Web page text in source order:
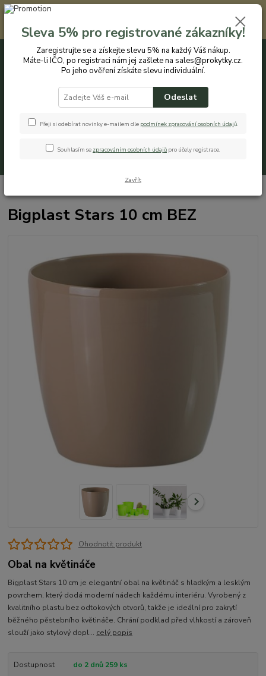
Registrovaným zákazníkům nabízíme slevu 5% na každý nákup. Máte-li
IČO, po registraci nám jej zašlete na sales@prokytky.cz. Po jeho ověření
získáte slevu individuální. Přejít na registraci →
CZK
+420 774 544 973 0ks
Bigplast Stars 10 cm BEZ
Ohodnotit produkt
Obal na květináče
Bigplast Stars 10 cm je elegantní obal na květináč s hladkým a lesklým
povrchem, který dodá moderní nádech každému interiéru. Vyrobený z
kvalitního plastu bez odtokových otvorů, takže je ideální pro zakrytí
běžného pěstebního květináče. Chrání podklad před vlhkostí a zároveň
slouží jako stylový dopl... celý popis
Dostupnost
do 2 dnů 259 ks
Sleva 5% pro registrované zákazníky!
Zaregistrujte se a získejte slevu 5% na každý Váš nákup.
Máte-li IČO, po registraci nám jej zašlete na sales@prokytky.cz.
Po jeho ověření získáte slevu individuální.
Odeslat
Přeji si odebírat novinky e-mailem dle podmínek zpracování osobních údajů.
Souhlasím se zpracováním osobních údajů pro účely registrace.
Zavřít